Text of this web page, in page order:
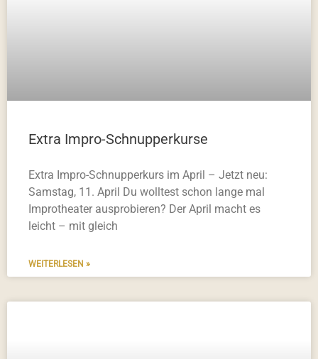
Extra Impro-Schnupperkurse
Extra Impro-Schnupperkurs im April – Jetzt neu:
Samstag, 11. April Du wolltest schon lange mal
Improtheater ausprobieren? Der April macht es
leicht – mit gleich
WEITERLESEN »